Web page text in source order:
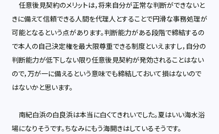
任意後見契約のメリットは，将来自分が正常な判断ができないと
きに備えて信頼できる人間を代理人とすることで円滑な事務処理が
可能となるという点があります。判断能力がある段階で締結するの
で本人の自己決定権を最大限尊重できる制度といえますし，自分の
判断能力が低下しない限り任意後見契約が発効されることはない
ので，万が一に備えるという意味でも締結しておいて損はないので
はないかと思います。
南紀白浜の白良浜は本当に白くてきれいでした。夏はいい海水浴
場になりそうです。ちなみにもう海開きはしているそうです。